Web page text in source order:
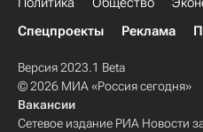
Спецпроекты
Реклама
Версия 2023.1 Beta
© 2026 МИА «Россия сегодня»
Вакансии
Сетевое издание РИА Новости